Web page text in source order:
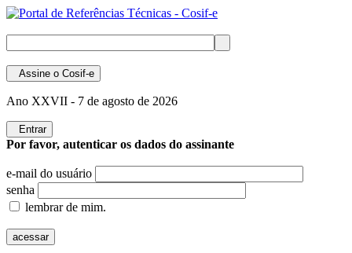
Assine o Cosif-e
Ano XXVII - 7 de agosto de 2026
Entrar
Por favor, autenticar os dados do assinante
e-mail do usuário
senha
lembrar de mim.